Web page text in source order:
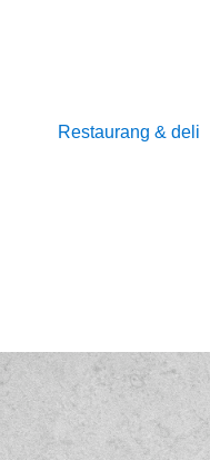
Restaurang & deli